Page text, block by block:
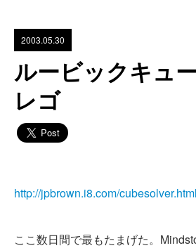
2003.05.30
ルービックキュ
レゴ
http://jpbrown.i8.com/cubesolver.html
ここ数日間で最もたまげた。